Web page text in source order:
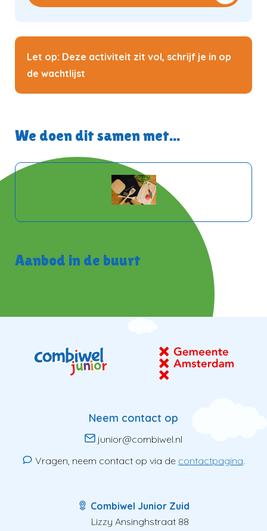
Let op: Deze activiteit zit vol, schrijf je in op
de wachtlijst
We doen dit samen met...
Aanbod in de buurt
Neem contact op
junior@combiwel.nl
Vragen, neem contact op via de contactpagina.
Combiwel Junior Zuid
Lizzy Ansinghstraat 88